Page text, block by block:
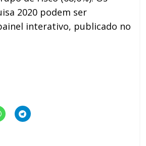
2020 podem ser
interativo, publicado no